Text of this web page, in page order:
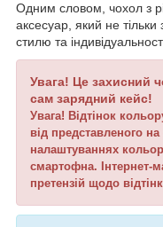
Одним словом, чохол з
аксесуар, який не
стилю та
Увага! Це захисний
сам зарядний кейс!
Увага! Відтінок
від представленого
налаштуваннях
смартофна. Інтернет-
претензій щодо